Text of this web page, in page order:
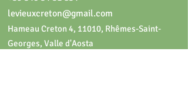
levieuxcreton@gmail.com
Hameau Creton 4, 11010, Rhêmes-Saint-
Georges, Valle d'Aosta